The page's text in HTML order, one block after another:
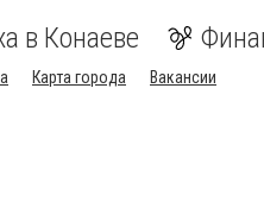
в Конаеве
Карта города Вакансии